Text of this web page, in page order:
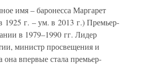
имя – баронесса Маргарет
1925 г. – ум. в 2013 г.) Премьер-
в 1979–1990 гг. Лидер
министр просвещения и
она впервые стала премьер-